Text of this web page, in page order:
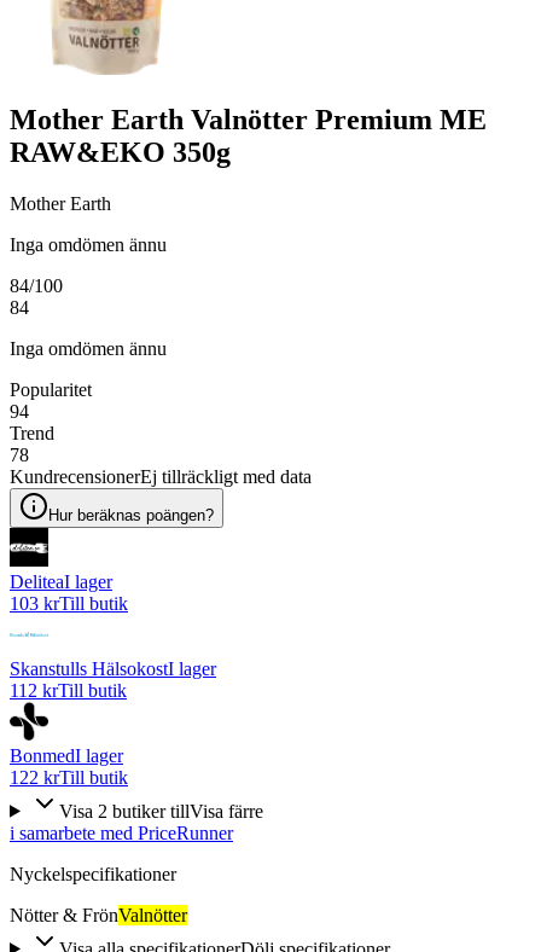
Mother Earth Valnötter Premium ME
RAW&EKO 350g
Mother Earth
Inga omdömen ännu
84/100
84
Inga omdömen ännu
Popularitet
94
Trend
78
KundrecensionerEj tillräckligt med data
Hur beräknas poängen?
DeliteaI lager
103 krTill butik
Skanstulls HälsokostI lager
112 krTill butik
BonmedI lager
122 krTill butik
Visa 2 butiker tillVisa färre
i samarbete med PriceRunner
Nyckelspecifikationer
Nötter & FrönValnötter